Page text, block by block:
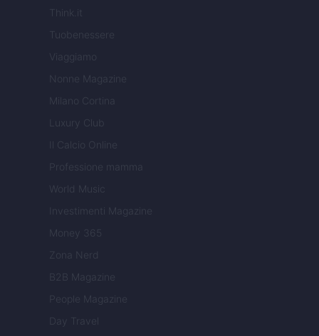
Think.it
Tuobenessere
Viaggiamo
Nonne Magazine
Milano Cortina
Luxury Club
Il Calcio Online
Professione mamma
World Music
Investimenti Magazine
Money 365
Zona Nerd
B2B Magazine
People Magazine
Day Travel